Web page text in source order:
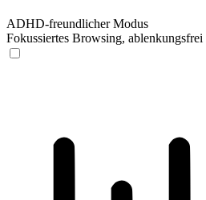
ADHD-freundlicher Modus
Fokussiertes Browsing, ablenkungsfrei